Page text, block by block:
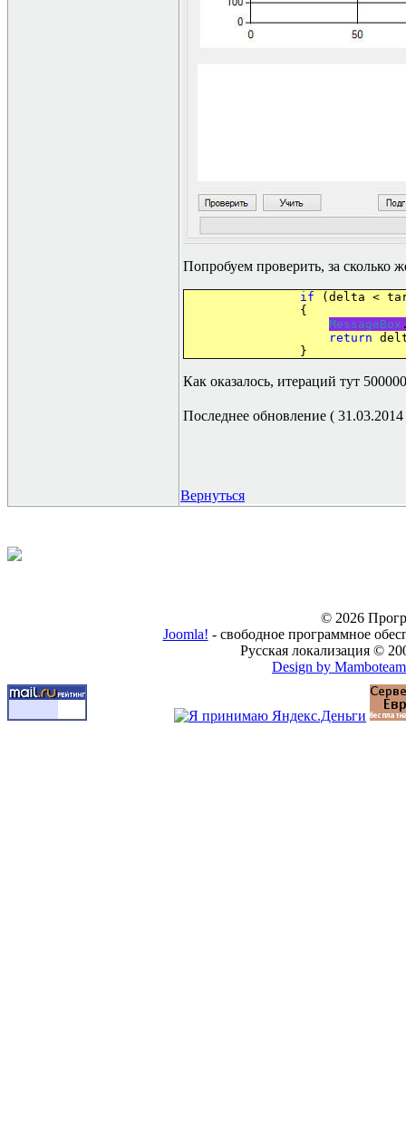
Попробуем проверить, за сколько
if (delta <
{
MessageBox
return
}
Как оказалось, итераций тут
Последнее обновление ( 31.03.2014
Вернуться
© 2026
Joomla! - свободное программное
Русская локализация ©
Design by